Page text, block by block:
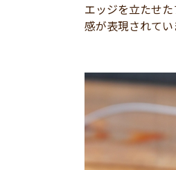
エッジを立たせ
感が表現されてい